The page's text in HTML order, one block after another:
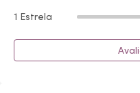
1 Estrela